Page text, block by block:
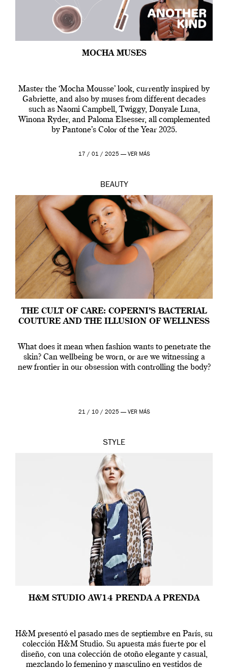
MOCHA MUSES
Master the ‘Mocha Mousse’ look, currently inspired by
Gabriette, and also by muses from different decades
such as Naomi Campbell, Twiggy, Donyale Luna,
Winona Ryder, and Paloma Elsesser, all complemented
by Pantone’s Color of the Year 2025.
17 / 01 / 2025 — VER MÁS
BEAUTY
THE CULT OF CARE: COPERNI’S BACTERIAL
COUTURE AND THE ILLUSION OF WELLNESS
What does it mean when fashion wants to penetrate the
skin? Can wellbeing be worn, or are we witnessing a
new frontier in our obsession with controlling the body?
21 / 10 / 2025 — VER MÁS
STYLE
H&M STUDIO AW14 PRENDA A PRENDA
H&M presentó el pasado mes de septiembre en París, su
colección H&M Studio. Su apuesta más fuerte por el
diseño, con una colección de otoño elegante y casual,
mezclando lo femenino y masculino en vestidos de